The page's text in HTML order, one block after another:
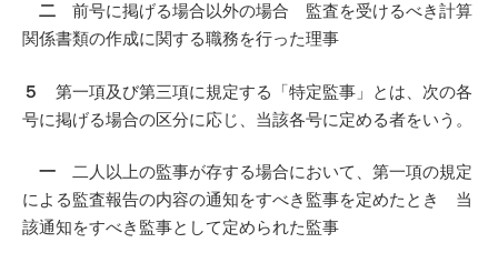
二 前号に掲げる場合以外の場合 監査を受けるべき計算
関係書類の作成に関する職務を行った理事
５
第一項及び第三項に規定する「特定監事」とは、次の各
号に掲げる場合の区分に応じ、当該各号に定める者をいう。
一 二人以上の監事が存する場合において、第一項の規定
による監査報告の内容の通知をすべき監事を定めたとき 当
該通知をすべき監事として定められた監事